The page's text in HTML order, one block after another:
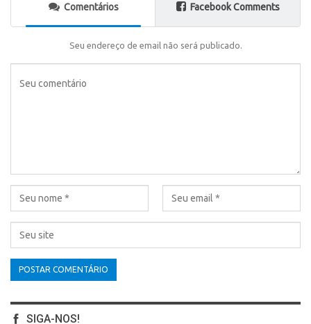
Comentários Facebook Comments
Seu endereço de email não será publicado.
SIGA-NOS!